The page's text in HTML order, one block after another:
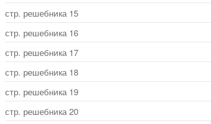
стр. решебника 15
стр. решебника 16
стр. решебника 17
стр. решебника 18
стр. решебника 19
стр. решебника 20